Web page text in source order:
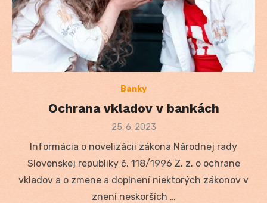
Banky
Ochrana vkladov v bankách
Posted
25. 6. 2023
Informácia o novelizácii zákona Národnej rady
Slovenskej republiky č. 118/1996 Z. z. o ochrane
vkladov a o zmene a doplnení niektorých zákonov v
znení neskorších …